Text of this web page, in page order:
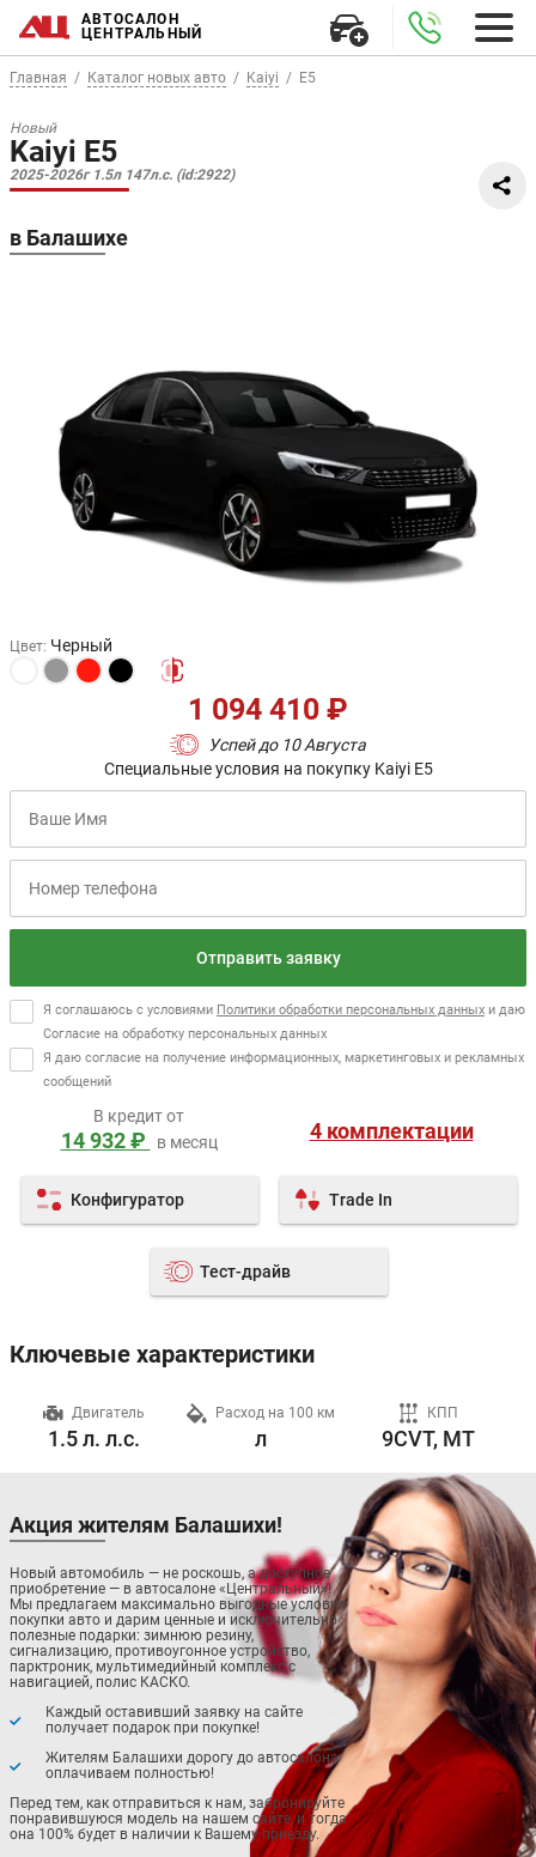
АВТОСАЛОН
ЦЕНТРАЛЬНЫЙ
Главная Каталог новых авто Kaiyi E5
Новый
Kaiyi E5
2025-2026г 1.5л 147л.с. (id:2922)
в Балашихе
Цвет: Черный
Успей до 10 Августа
1 094 410 ₽
Специальные условия на покупку Kaiyi E5
Отправить заявку
Я соглашаюсь с условиями Политики обработки персональных данных и даю
Согласие на обработку персональных данных
Я даю согласие на получение информационных, маркетинговых и рекламных
сообщений
4 комплектации
Конфигуратор Trade In
Тест-драйв
В кредит от
14 932 ₽ в месяц
Ключевые характеристики
Двигатель
1.5 л. л.с.
Расход на 100 км
л
КПП
9CVT, MT
Акция жителям Балашихи!
Новый автомобиль — не роскошь, а доступное
приобретение — в автосалоне «Центральный»!
Мы предлагаем максимально выгодные условия
покупки авто и дарим ценные и исключительно
полезные подарки: зимнюю резину,
сигнализацию, противоугонное устройство,
парктроник, мультимедийный комплекс с
навигацией, полис КАСКО.
Каждый оставивший заявку на сайте
получает подарок при покупке!
Жителям Балашихи дорогу до автосалона
оплачиваем полностью!
Перед тем, как отправиться к нам, забронируйте
понравившуюся модель на нашем сайте, и тогда
она 100% будет в наличии к Вашему приезду.